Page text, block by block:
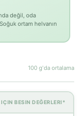
değil, oda
ortam helvanın
100 g'da ortalama
BESIN DEĞERLERI*